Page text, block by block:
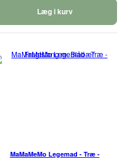
Læg i kurv
MaMaMeMo Legemad - Træ -